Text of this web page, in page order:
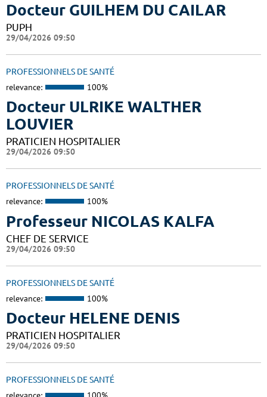
Docteur GUILHEM DU CAILAR
PUPH
29/04/2026 09:50
PROFESSIONNELS DE SANTÉ
relevance: 100%
Docteur ULRIKE WALTHER
LOUVIER
PRATICIEN HOSPITALIER
29/04/2026 09:50
PROFESSIONNELS DE SANTÉ
relevance: 100%
Professeur NICOLAS KALFA
CHEF DE SERVICE
29/04/2026 09:50
PROFESSIONNELS DE SANTÉ
relevance: 100%
Docteur HELENE DENIS
PRATICIEN HOSPITALIER
29/04/2026 09:50
PROFESSIONNELS DE SANTÉ